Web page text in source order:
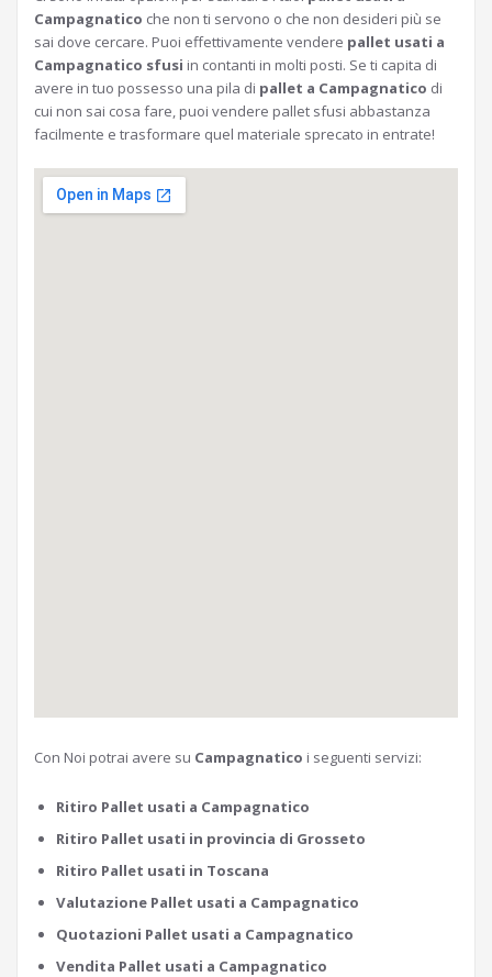
Campagnatico che non ti servono o che non desideri più se
sai dove cercare. Puoi effettivamente vendere pallet usati a
Campagnatico sfusi in contanti in molti posti. Se ti capita di
avere in tuo possesso una pila di pallet a Campagnatico di
cui non sai cosa fare, puoi vendere pallet sfusi abbastanza
facilmente e trasformare quel materiale sprecato in entrate!
Con Noi potrai avere su Campagnatico i seguenti servizi:
Ritiro Pallet usati a Campagnatico
Ritiro Pallet usati in provincia di Grosseto
Ritiro Pallet usati in Toscana
Valutazione Pallet usati a Campagnatico
Quotazioni Pallet usati a Campagnatico
Vendita Pallet usati a Campagnatico